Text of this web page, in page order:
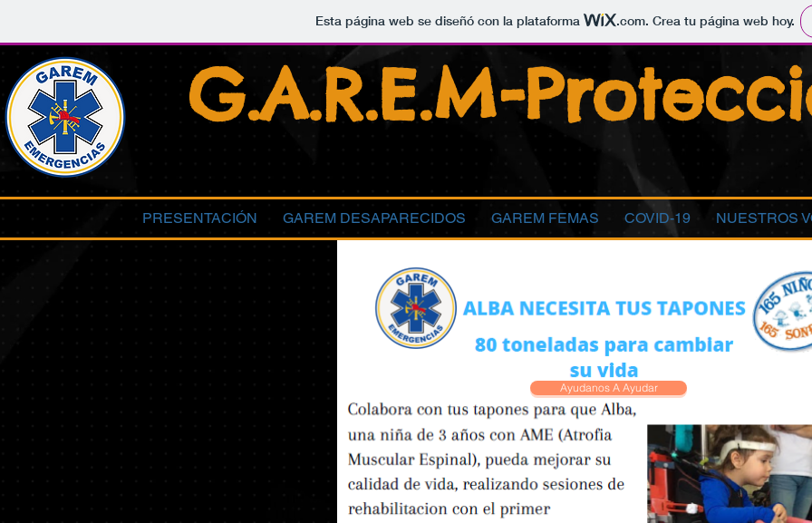
Esta página web se diseñó con la plataforma .com. Crea tu página web hoy.
G.A.R.E.M-
PRESENTACIÓN GAREM DESAPARECIDOS GAREM FEMAS COVID-19 NUESTROS
Ayudanos A Ayudar